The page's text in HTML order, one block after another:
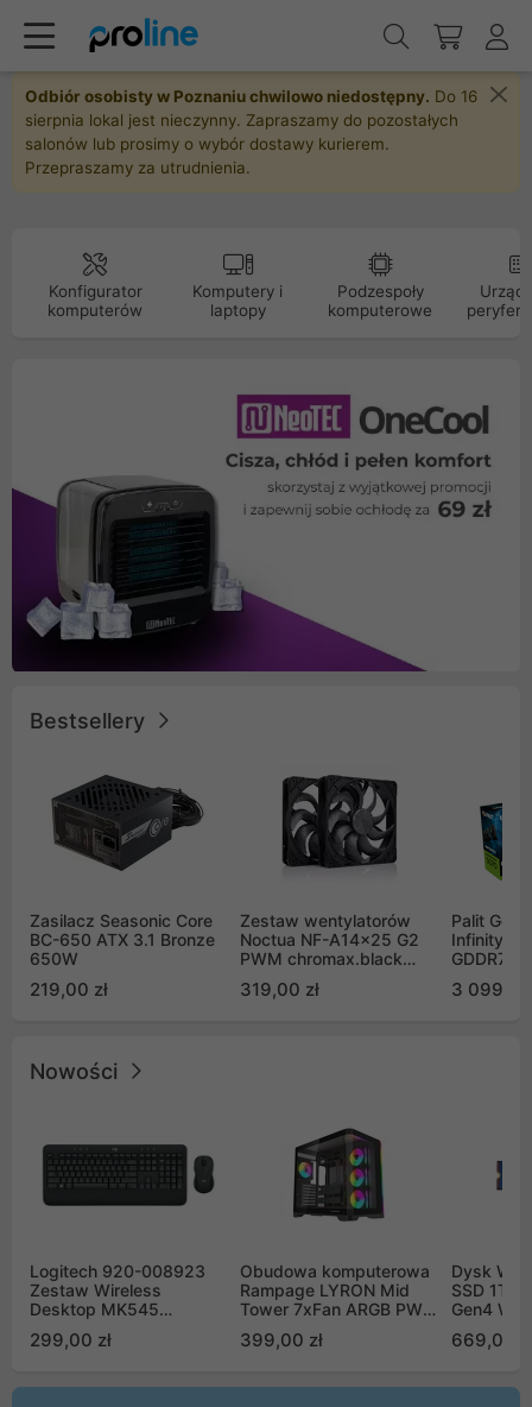
Odbiór osobisty w Poznaniu chwilowo niedostępny. Do 16
sierpnia lokal jest nieczynny. Zapraszamy do pozostałych
salonów lub prosimy o wybór dostawy kurierem.
Przepraszamy za utrudnienia.
Konfigurator
komputerów
Komputery i
laptopy
Podzespoły
komputerowe
Bestsellery
Zasilacz Seasonic Core
BC-650 ATX 3.1 Bronze
650W
219,00 zł
Zestaw wentylatorów
Noctua NF-A14x25 G2
PWM chromax.black
Push Pull (2szt)
319,00 zł
Palit
Infinity 3
GDDR7
GB2050S)
3 099,00
Nowości
Logitech 920-008923
Zestaw Wireless
Desktop MK545
299,00 zł
Obudowa komputerowa
Rampage LYRON Mid
Tower 7xFan ARGB PWM
399,00 zł
Dysk WD
SSD 1TB
Gen4
669,00